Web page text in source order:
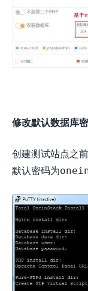
修改默认数据库
创建测试站点之
默认密码为